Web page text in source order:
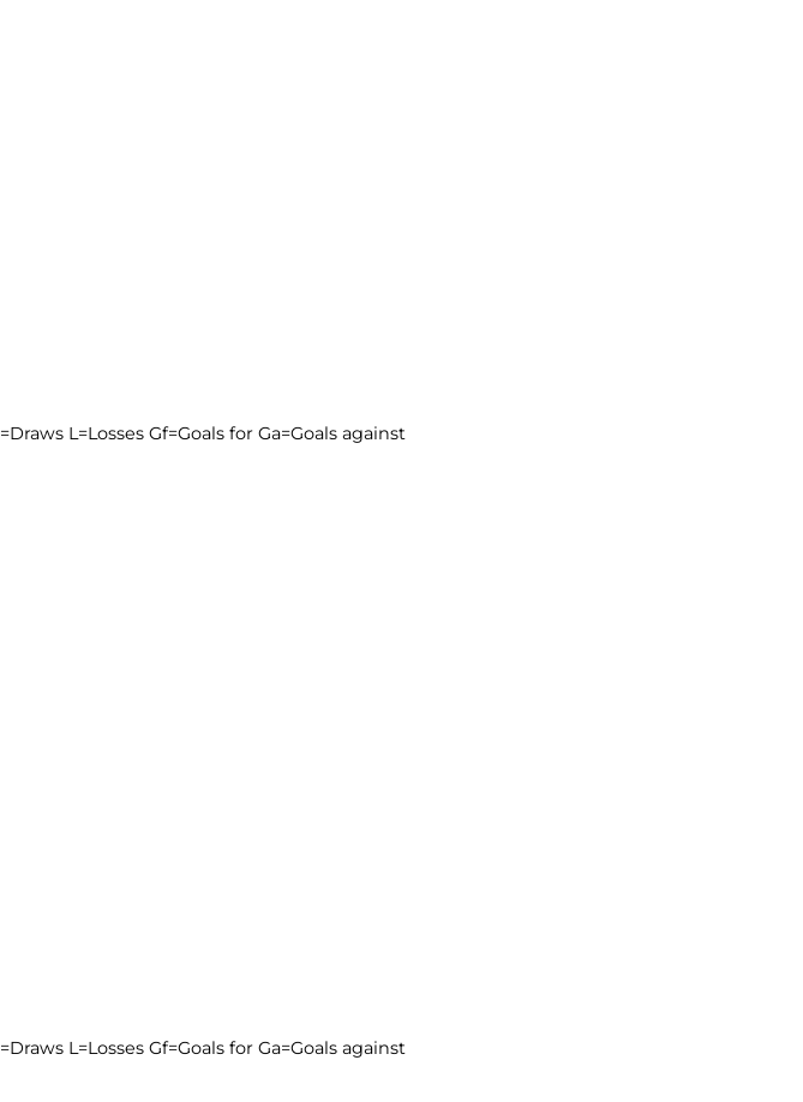
L=Losses Gf=Goals for Ga=Goals against
L=Losses Gf=Goals for Ga=Goals against